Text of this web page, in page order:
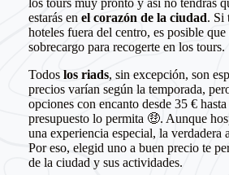
los tours muy pronto y así no tendrás
estarás en el corazón de la ciudad. Si
hoteles fuera del centro, es posible
sobrecargo para recogerte en los tours.
Todos los riads, sin excepción, son
precios varían según la temporada,
opciones con encanto desde 35 €
presupuesto lo permita 🤑. Aunque
una experiencia especial, la verdadera
Por eso, elegid uno a buen precio te
de la ciudad y sus actividades.